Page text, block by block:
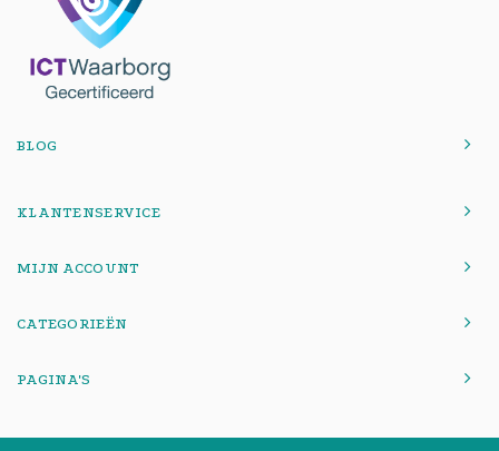
BLOG
KLANTENSERVICE
MIJN ACCOUNT
CATEGORIEËN
PAGINA'S